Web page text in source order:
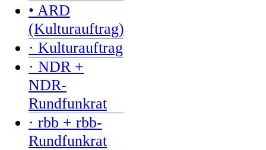
• ARD
(Kulturauftrag)
· Kulturauftrag
· NDR +
NDR-
Rundfunkrat
· rbb + rbb-
Rundfunkrat